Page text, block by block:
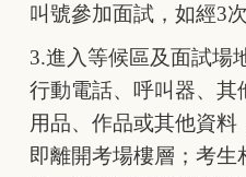
叫號參加面試，如經3
3.進入等候區及面試場
行動電話、呼叫器、其
用品、作品或其他資料
即離開考場樓層；考生